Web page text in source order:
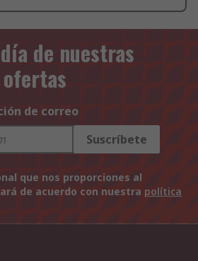
de nuestras
ofertas
de correo
Suscríbete
que nos proporciones al
de acuerdo con nuestra política